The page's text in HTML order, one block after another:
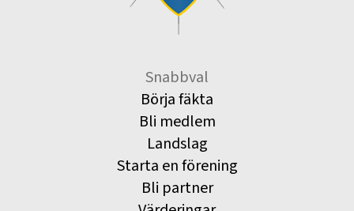
Snabbval
Börja fäkta
Bli medlem
Landslag
Starta en förening
Bli partner